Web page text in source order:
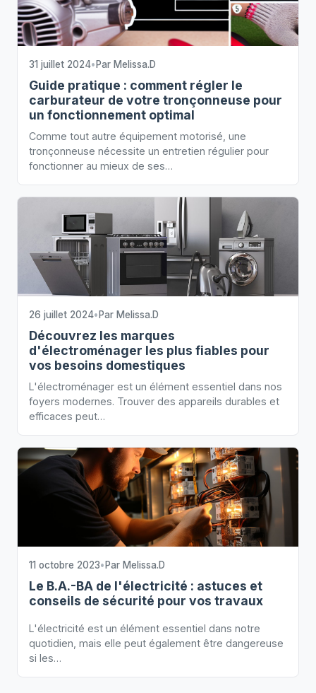
31 juillet 2024• Par Melissa.D
Guide pratique : comment régler le
carburateur de votre tronçonneuse pour
un fonctionnement optimal
Comme tout autre équipement motorisé, une
tronçonneuse nécessite un entretien régulier pour
fonctionner au mieux de ses…
26 juillet 2024• Par Melissa.D
Découvrez les marques
d'électroménager les plus fiables pour
vos besoins domestiques
L'électroménager est un élément essentiel dans nos
foyers modernes. Trouver des appareils durables et
efficaces peut…
11 octobre 2023•Par Melissa.D
Le B.A.-BA de l'électricité : astuces et
conseils de sécurité pour vos travaux
L'électricité est un élément essentiel dans notre
quotidien, mais elle peut également être dangereuse
si les…